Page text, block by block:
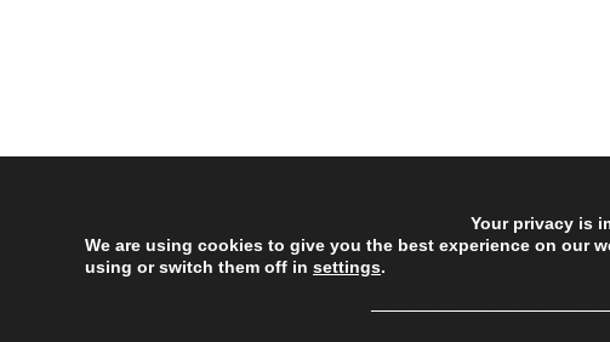
Your privacy is
We are using cookies to give you the best experience on our
using or switch them off in settings.